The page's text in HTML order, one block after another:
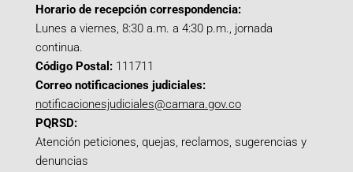
Horario de recepción correspondencia:
Lunes a viernes, 8:30 a.m. a 4:30 p.m., jornada
continua.
Código Postal: 111711
Correo notificaciones judiciales:
notificacionesjudiciales@camara.gov.co
PQRSD:
Atención peticiones, quejas, reclamos, sugerencias y
denuncias